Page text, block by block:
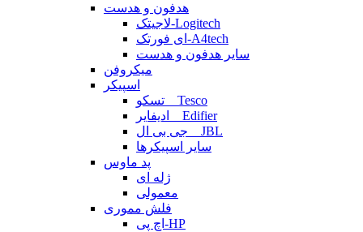
هدفون و هدست
لاجیتک-Logitech
ای فورتک-A4tech
سایر هدفون و هدست
میکروفن
اسپیکر
تسکو _ Tesco
ادیفایر _ Edifier
جی بی ال _ JBL
سایر اسپیکرها
پد ماوس
ژله ای
معمولی
فلش مموری
اچ پی-HP